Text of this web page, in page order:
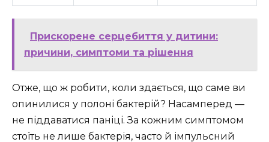
Прискорене серцебиття у дитини:
причини, симптоми та рішення
Отже, що ж робити, коли здається, що саме ви
опинилися у полоні бактерій? Насамперед —
не піддаватися паніці. За кожним симптомом
стоїть не лише бактерія, часто й імпульсний